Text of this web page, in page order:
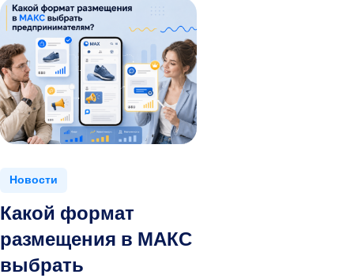
Новости
Какой формат
размещения в МАКС
выбрать